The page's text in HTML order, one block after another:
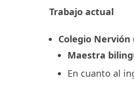
Trabajo actual
Colegio Nervión
Maestra
En cuanto al